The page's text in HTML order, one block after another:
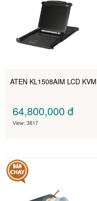
ATEN KL1508AIM LCD
64,800,000đ
View: 3817